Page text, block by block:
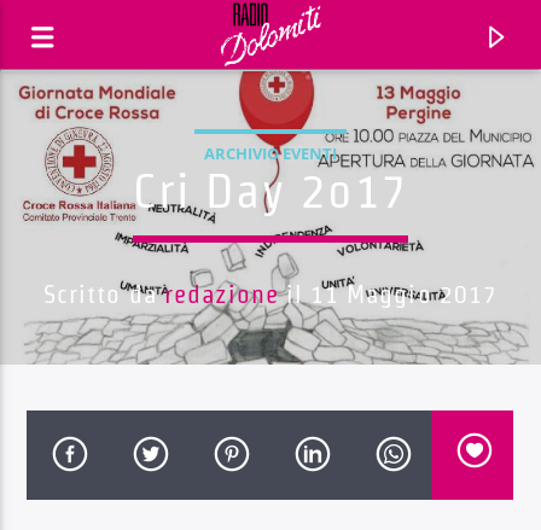
Traccia corrente
Titolo
ARCHIVIO EVENTI
Cri Day 2o17
Scritto daredazioneil 11 Maggio 2017